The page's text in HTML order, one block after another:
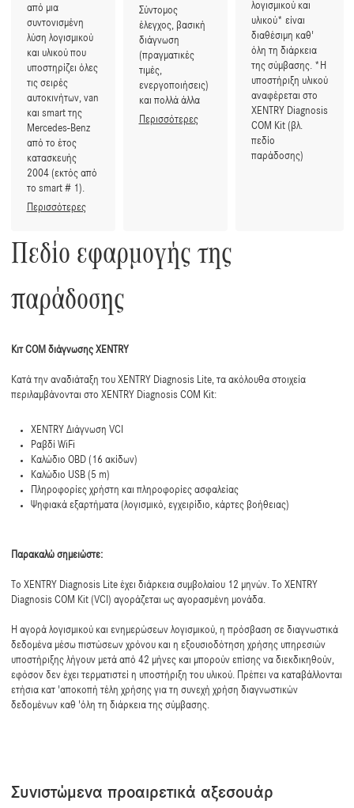
από μια
συντονισμένη
λύση λογισμικού
και υλικού που
υποστηρίζει όλες
τις σειρές
αυτοκινήτων, van
και smart της
Mercedes-Benz
από το έτος
κατασκευής
2004 (εκτός από
το smart # 1).
Περισσότερες
Σύντομος
έλεγχος, βασική
διάγνωση
(πραγματικές
τιμές,
ενεργοποιήσεις)
και πολλά άλλα
Περισσότερες
λογισμικού και
υλικού* είναι
διαθέσιμη καθ'
όλη τη διάρκεια
της σύμβασης. *Η
υποστήριξη υλικού
αναφέρεται στο
XENTRY Diagnosis
COM Kit (βλ.
πεδίο
παράδοσης)
Πεδίο εφαρμογής της
παράδοσης
Κιτ COM διάγνωσης XENTRY
Κατά την αναδιάταξη του XENTRY Diagnosis Lite, τα ακόλουθα στοιχεία
περιλαμβάνονται στο XENTRY Diagnosis COM Kit:
XENTRY Διάγνωση VCI
Ραβδί WiFi
Καλώδιο OBD (16 ακίδων)
Καλώδιο USB (5 m)
Πληροφορίες χρήστη και πληροφορίες ασφαλείας
Ψηφιακά εξαρτήματα (λογισμικό, εγχειρίδιο, κάρτες βοήθειας)
Παρακαλώ σημειώστε:
Το XENTRY Diagnosis Lite έχει διάρκεια συμβολαίου 12 μηνών. Το XENTRY
Diagnosis COM Kit (VCI) αγοράζεται ως αγορασμένη μονάδα.
Η αγορά λογισμικού και ενημερώσεων λογισμικού, η πρόσβαση σε διαγνωστικά
δεδομένα μέσω πιστώσεων χρόνου και η εξουσιοδότηση χρήσης υπηρεσιών
υποστήριξης λήγουν μετά από 42 μήνες και μπορούν επίσης να διεκδικηθούν,
εφόσον δεν έχει τερματιστεί η υποστήριξη του υλικού. Πρέπει να καταβάλλονται
ετήσια κατ 'αποκοπή τέλη χρήσης για τη συνεχή χρήση διαγνωστικών
δεδομένων καθ 'όλη τη διάρκεια της σύμβασης.
Συνιστώμενα προαιρετικά αξεσουάρ